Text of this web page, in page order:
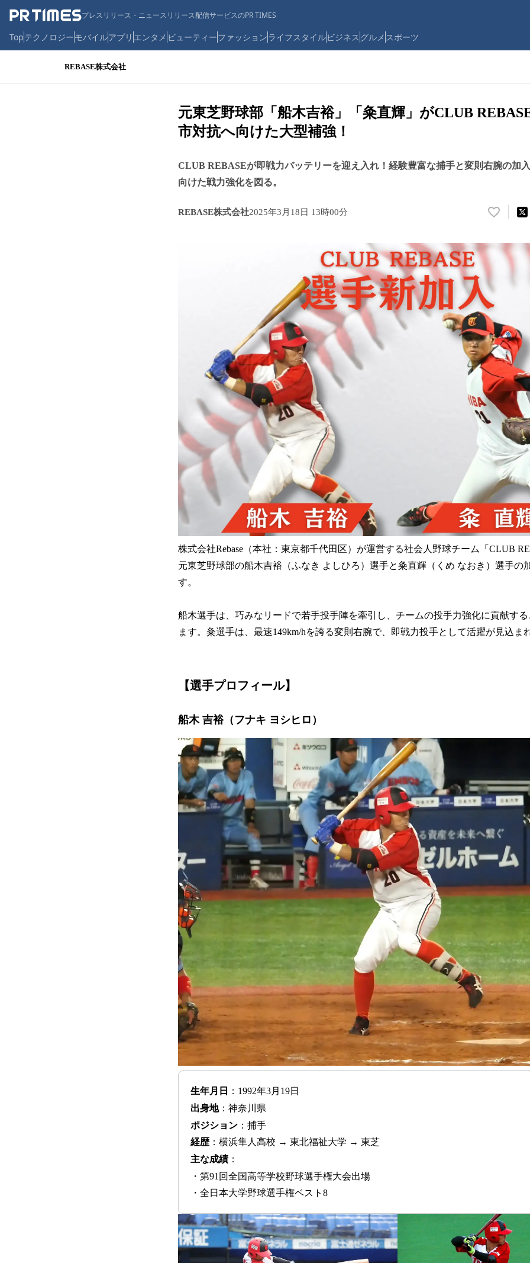
プレスリリース・ニュースリリース配信サービスのPR TIMES
Topテクノロジーモバイルアプリ エンタメ ビューティーファッションライフスタイルビジネス グルメ スポーツ
REBASE株式会社
元東芝野球部「船木吉裕」「粂直輝」がCLUB
市対抗へ向けた大型補強！
CLUB REBASEが即戦力バッテリーを迎え入れ！経験豊富な捕手と変則右腕の加
向けた戦力強化を図る。
REBASE株式会社2025年3月18日 13時00分
い
ね
！
読
み
み
中
で
株式会社Rebase（本社：東京都千代田区）が運営する社会人野球チーム「CLUB
元東芝野球部の船木吉裕（ふなき よしひろ）選手と粂直輝（くめ なおき）選手の
す。
船木選手は、巧みなリードで若手投手陣を牽引し、チームの投手力強化に貢献す
ます。粂選手は、最速149km/hを誇る変則右腕で、即戦力投手として活躍が見込ま
【選手プロフィール】
船木 吉裕（フナキ ヨシヒロ）
生年月日
：1992年3月19日
出身地：神奈川県
ポジション ：捕手
経歴：横浜隼人高校 → 東北福祉大学 → 東芝
主な成績 ：
・第91回全国高等学校野球選手権大会出場
・全日本大学野球選手権ベスト8